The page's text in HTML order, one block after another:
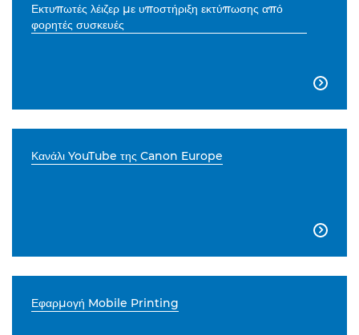
Εκτυπωτές λέιζερ με υποστήριξη εκτύπωσης από
φορητές συσκευές

Κανάλι YouTube της Canon Europe

Εφαρμογή Mobile Printing